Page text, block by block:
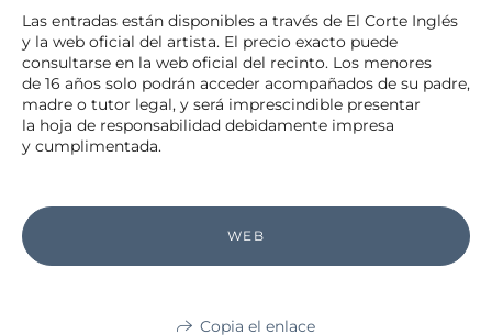
Las entradas están disponibles a través de El Corte Inglés
y la web oficial del artista. El precio exacto puede
consultarse en la web oficial del recinto. Los menores
de 16 años solo podrán acceder acompañados de su padre,
madre o tutor legal, y será imprescindible presentar
la hoja de responsabilidad debidamente impresa
y cumplimentada.
WEB
Copia el enlace